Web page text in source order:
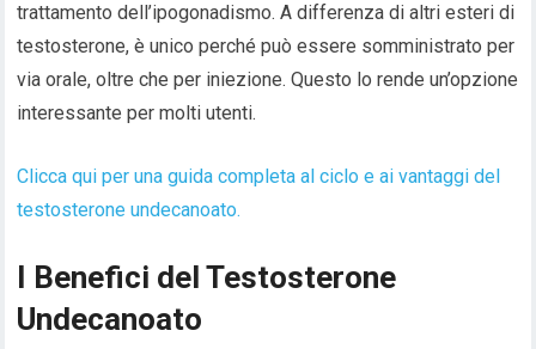
trattamento dell’ipogonadismo. A differenza di altri esteri di
testosterone, è unico perché può essere somministrato per
via orale, oltre che per iniezione. Questo lo rende un’opzione
interessante per molti utenti.
Clicca qui per una guida completa al ciclo e ai vantaggi del
testosterone undecanoato.
I Benefici del Testosterone
Undecanoato